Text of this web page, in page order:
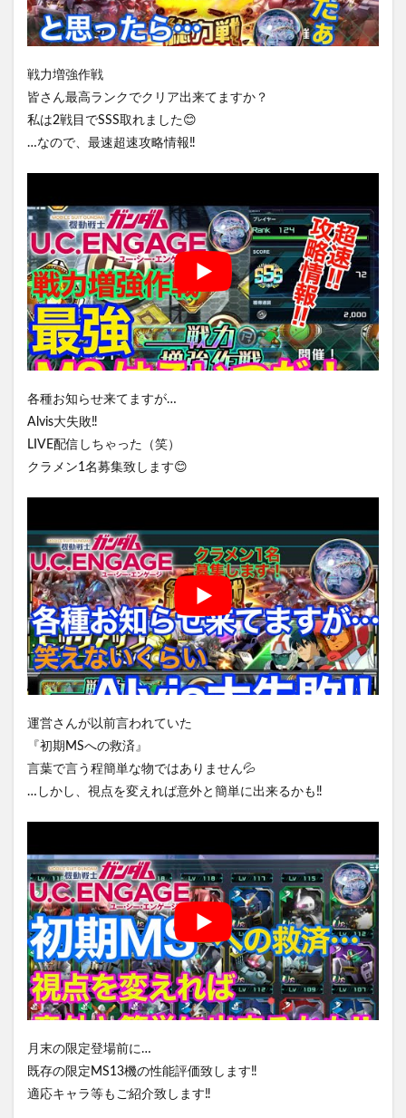
戦力増強作戦
皆さん最高ランクでクリア出来てますか？
私は2戦目でSSS取れました😊
…なので、最速超速攻略情報‼️
各種お知らせ来てますが…
Alvis大失敗‼️
LIVE配信しちゃった（笑）
クラメン1名募集致します😊
運営さんが以前言われていた
『初期MSへの救済』
言葉で言う程簡単な物ではありません💦
…しかし、視点を変えれば意外と簡単に出来るかも‼️
月末の限定登場前に…
既存の限定MS13機の性能評価致します‼️
適応キャラ等もご紹介致します‼️